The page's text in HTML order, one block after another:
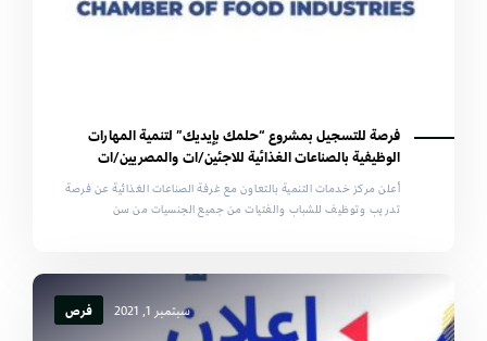
فرصة للتسجيل بمشروع “حلمك بإيديك” لتنمية المهارات
الوظيفية بالصناعات الغذائية للاجئين/ات والمصريين/ات
أعلن مركز خدمات التنمية بالتعاون مع غرفة الصناعات الغذائية عن فرصة
تدريب وتوظيف للشباب والفتيات من جميع الجنسيات من سن
سبتمبر 1, 2021 فرص